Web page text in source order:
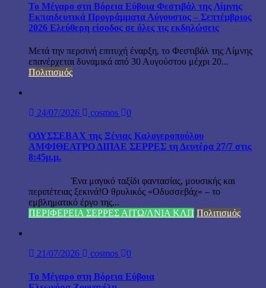
Το Μέγαρο στη Βόρεια Εύβοια Φεστιβάλ της Λίμνης
Εκπαιδευτικά Προγράμματα Αύγουστος – Σεπτέμβριος
2026 Ελεύθερη είσοδος σε όλες τις εκδηλώσεις
Μετά την περσινή επιτυχή έναρξη, το Φεστιβάλ της Λίμνης
επανέρχεται δυναμικά από 30 Αυγούστου μέχρι 20...
Πολιτισμός
24/07/2026 cosmos 0
ΟΔΥΣΣΕΒΑΧ της Ξένιας Καλογεροπούλου
ΑΜΦΙΘΕΑΤΡΟ ΔΙΠΑΕ ΣΕΡΡΕΣ τη Δευτέρα 27/7 στις
8:45μ.μ.
Ένα μαγικό ταξίδι φαντασίας, μουσικής και
περιπέτειας ξεκινά!Ο θρυλικός «Οδυσσεβάχ» – το
εμβληματικό έργο της...
ΠΕΡΙΦΕΡΕΙΑ ΣΕΡΡΕΣ ΑΙΤΩ/ΛΝΙΑ ΚΛΠ Πολιτισμός
21/07/2026 cosmos 0
Το Μέγαρο στη Βόρεια Εύβοια